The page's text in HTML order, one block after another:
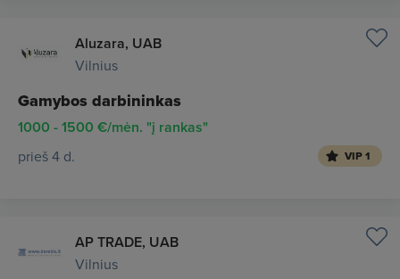
Aluzara, UAB
Vilnius
Gamybos darbininkas
1000 - 1500 €/mėn. "į rankas"
prieš 4 d. VIP 1
AP TRADE, UAB
Vilnius